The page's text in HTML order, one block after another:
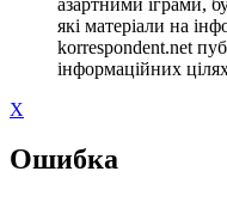
які матеріали на
korrespondent.net
інформаційних
X
Ошибка